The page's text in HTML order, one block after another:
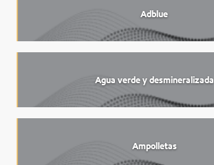
Adblue
Agua verde y desmineralizada
Ampolletas